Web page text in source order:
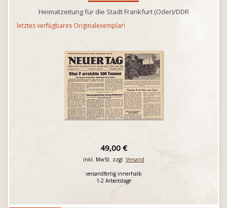
Heimatzeitung für die Stadt Frankfurt (Oder)/DDR
letztes verfügbares Originalexemplar!
49,00 €
inkl. MwSt. zzgl. Versand
versandfertig innerhalb
1-2 Arbeitstage